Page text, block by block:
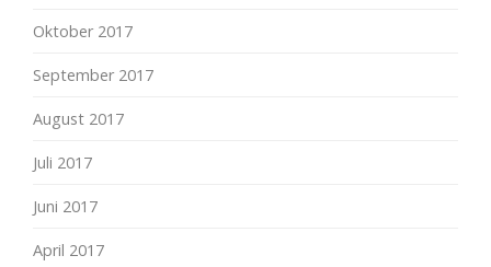
Oktober 2017
September 2017
August 2017
Juli 2017
Juni 2017
April 2017